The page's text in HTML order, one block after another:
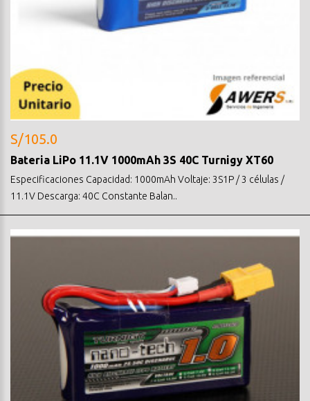
S/105.0
Bateria LiPo 11.1V 1000mAh 3S 40C Turnigy XT60
Especificaciones Capacidad: 1000mAh Voltaje: 3S1P / 3 células /
11.1V Descarga: 40C Constante Balan..